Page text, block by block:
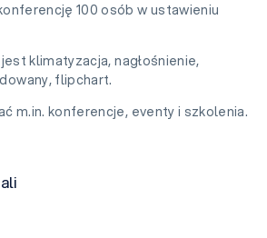
100 osób w ustawieniu
klimatyzacja, nagłośnienie,
flipchart.
m.in. konferencje, eventy i szkolenia.